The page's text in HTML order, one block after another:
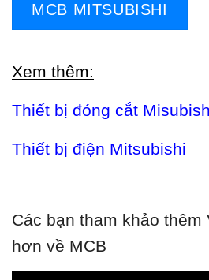
MCB MITSUBISHI
Xem thêm:
Thiết bị đóng cắt
Thiết bị điện Mitsubishi
Các bạn tham khảo thêm
hơn về MCB